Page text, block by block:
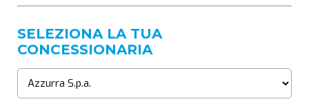
SELEZIONA LA TUA
CONCESSIONARIA